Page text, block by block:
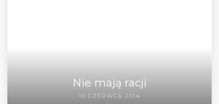
Nie mają racji
10 CZERWCA 2014